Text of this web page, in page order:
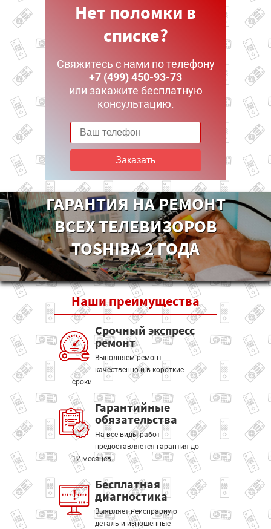
Нет поломки в
списке?
Свяжитесь с нами по телефону
+7 (499) 450-93-73
или закажите бесплатную
консультацию.
Заказать
ГАРАНТИЯ НА РЕМОНТ
ВСЕХ ТЕЛЕВИЗОРОВ
TOSHIBA 2 ГОДА
Нашипреимущества
Срочный экспресс
ремонт
Выполняем ремонт
качественно и в короткие
сроки.
Гарантийные
обязательства
На все виды работ
предоставляется гарантия до
12 месяцев.
Бесплатная
диагностика
Выявляет неисправную
деталь и изношенные